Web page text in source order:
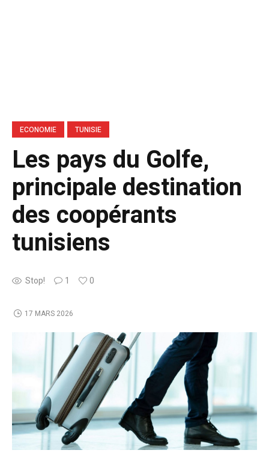
ECONOMIE TUNISIE
Les pays du Golfe,
principale destination
des coopérants
tunisiens
Stop! 1 0
17 MARS 2026